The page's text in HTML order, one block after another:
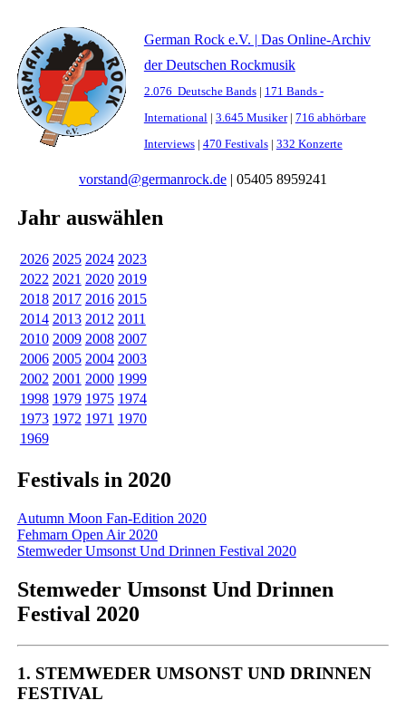
German Rock e.V. | Das Online-Archiv
der Deutschen Rockmusik
2.076 Deutsche Bands| 171 Bands -
International| 3.645 Musiker| 716 abhörbare
Interviews| 470 Festivals| 332 Konzerte
vorstand@germanrock.de| 05405 8959241
Jahr auswählen
2026 2025 2024 2023
2022 2021 2020 2019
2018 2017 2016 2015
2014 2013 2012 2011
2010 2009 2008 2007
2006 2005 2004 2003
2002 2001 2000 1999
1998 1979 1975 1974
1973 1972 1971 1970
1969
Festivals in 2020
Autumn Moon Fan-Edition 2020
Fehmarn Open Air 2020
Stemweder Umsonst Und Drinnen Festival 2020
Stemweder Umsonst Und Drinnen
Festival 2020
1. STEMWEDER UMSONST UND DRINNEN
FESTIVAL